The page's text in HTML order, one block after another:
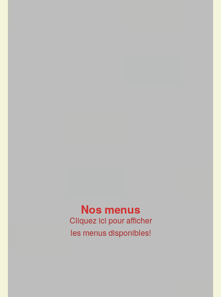
Nos menus
Cliquez ici pour afficher
les menus disponibles!